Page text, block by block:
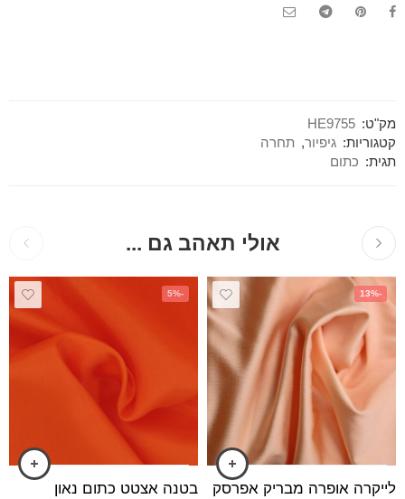
מק"ט: HE9755
קטגוריות: גיפיור, תחרה
תגית: כתום
אולי תאהב גם ...
-13%
לייקרה אופרה מבריק אפרסק
-5%
בטנה אצטט כתום נאון